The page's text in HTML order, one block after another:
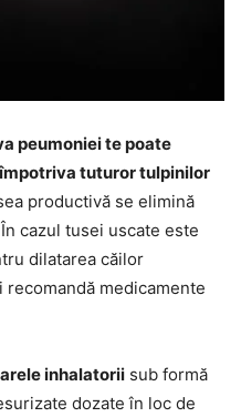
peumoniei te poate
tuturor tulpinilor
productivă se elimină
cazul tusei uscate este
dilatarea căilor
medicamente
inhalatorii sub formă
dozate în loc de